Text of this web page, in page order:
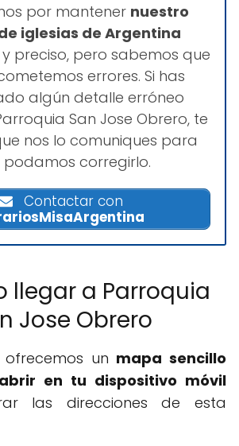
por mantener nuestro
iglesias de Argentina
preciso, pero sabemos que
errores. Si has
algún detalle erróneo
San Jose Obrero, te
nos lo comuniques para
podamos corregirlo.
Contactar con
llegar a Parroquia
Jose Obrero
ofrecemos un mapa sencillo
en tu dispositivo móvil
las direcciones de esta